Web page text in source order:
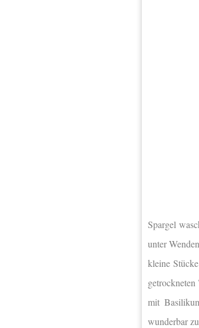
Spargel
unter
kleine
mit
wunderbar